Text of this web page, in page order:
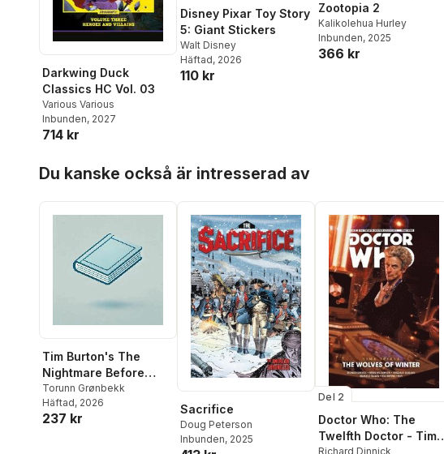
Darkwing Duck
Classics HC Vol. 03
Various Various
Inbunden, 2027
714 kr
Disney Pixar Toy Story
5: Giant Stickers
Walt Disney
Häftad, 2026
110 kr
Zootopia 2
Kalikolehua Hurley
Inbunden, 2025
366 kr
Du kanske också är intresserad av
Tim Burton's The
Nightmare Before
Christmas: The Shiver
Of Christmas Town
Torunn Grønbekk
Häftad, 2026
237 kr
Sacrifice
Doug Peterson
Inbunden, 2025
Del 2
Doctor Who: The
Twelfth Doctor - Time
Richard Dinnick